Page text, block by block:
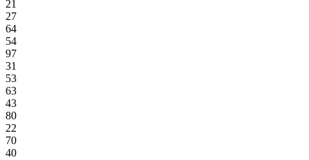
21
27
64
54
97
31
53
63
43
80
22
70
40